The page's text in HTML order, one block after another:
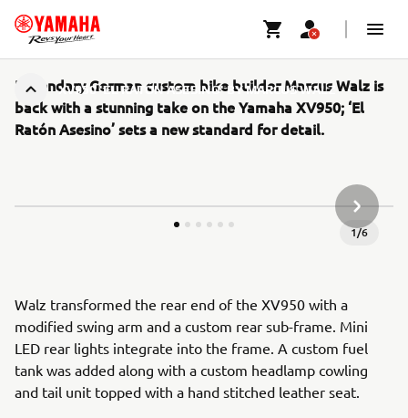
XV950 'EL RATÓN ASESINO' BY MARCUS WALZ
Legendary German custom bike builder Marcus Walz is
back with a stunning take on the Yamaha XV950; ‘El
Ratón Asesino’ sets a new standard for detail.
1/6
NESTE
Walz transformed the rear end of the XV950 with a
modified swing arm and a custom rear sub-frame. Mini
LED rear lights integrate into the frame. A custom fuel
tank was added along with a custom headlamp cowling
and tail unit topped with a hand stitched leather seat.